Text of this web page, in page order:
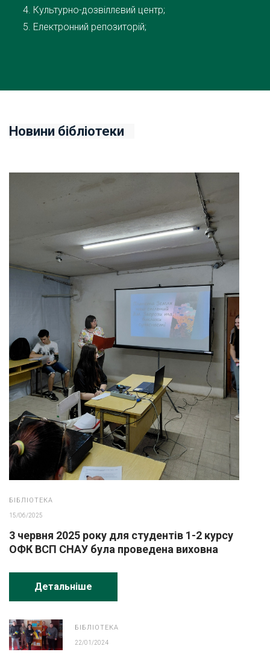
Культурно-дозвіллєвий центр;
Електронний репозиторій;
Новини бібліотеки
БІБЛІОТЕКА
15/06/2025
3 червня 2025 року для студентів 1-2 курсу
ОФК ВСП СНАУ була проведена виховна
Детальніше
БІБЛІОТЕКА
22/01/2024